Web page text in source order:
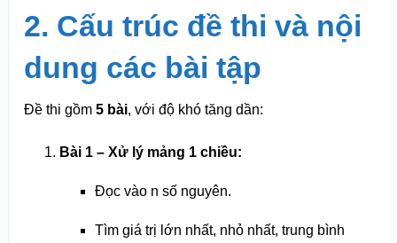
2. Cấu trúc đề thi và nội
dung các bài tập
Đề thi gồm 5 bài, với độ khó tăng dần:
Bài 1 – Xử lý mảng 1 chiều:
Đọc vào n số nguyên.
Tìm giá trị lớn nhất, nhỏ nhất, trung bình